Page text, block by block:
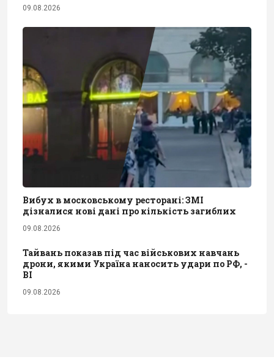
09.08.2026
Вибух в московському ресторані: ЗМІ
дізналися нові дані про кількість загиблих
09.08.2026
Тайвань показав під час військових навчань
дрони, якими Україна наносить удари по РФ, -
BI
09.08.2026